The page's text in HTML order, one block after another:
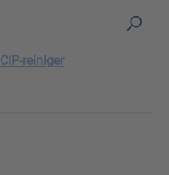
CIP-reiniger